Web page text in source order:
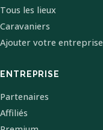
Tous les lieux
Caravaniers
Ajouter votre entreprise
ENTREPRISE
Partenaires
Affiliés